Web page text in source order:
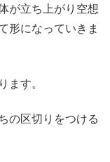
が立ち上がり空想
形になっていきま
ます。
の区切りをつける